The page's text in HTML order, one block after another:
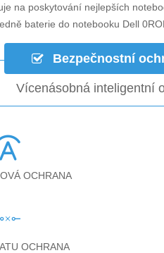
na poskytování nejlepších
baterie do notebooku Dell
Bezpečnostní
Vícenásobná inteligentní
OCHRANA
OCHRANA